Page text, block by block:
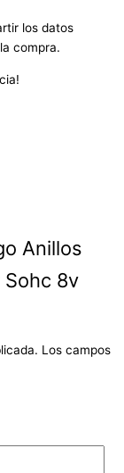
los datos
compra.
Anillos
8v
Los campos